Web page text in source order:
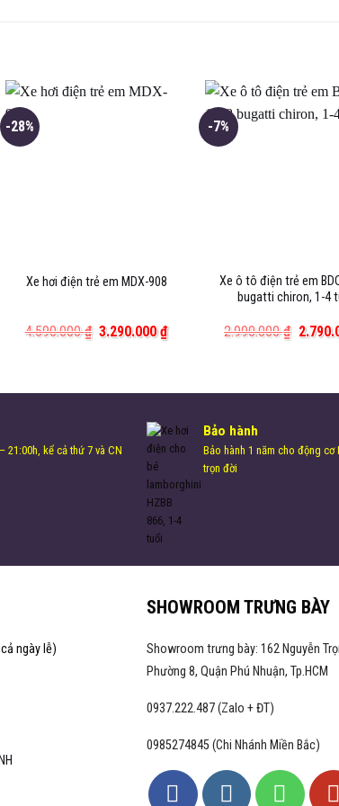
-28%
Xe hơi điện trẻ em MDX-908
4.590.000₫ Giá
3.290.000₫Giá
hiện
-7%
Xe ô tô điện trẻ em
bugatti chiron, 1-4
2.990.000₫ Giá
21:00h, kể cả thứ 7 và CN
Bảo hành
Bảo hành 1 năm cho động cơ
trọn đời
ngày lễ)
SHOWROOM TRƯNG BÀY
Showroom trưng bày: 162 Nguyễn
Phường 8, Quận Phú Nhuận, Tp.HCM
0937.222.487 (Zalo + ĐT)
0985274845 (Chi Nhánh Miền Bắc)